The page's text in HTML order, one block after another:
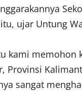
ujar Untung
kami memohon
Provinsi
sangat